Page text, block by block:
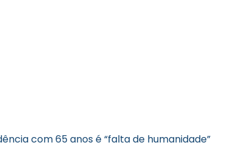
com 65 anos é “falta de humanidade”